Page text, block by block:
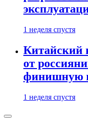
1 неделя спустя
Китайский
от
финишную
1 неделя спустя